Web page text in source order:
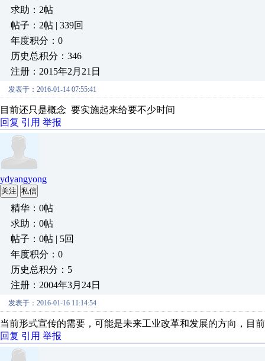
求助：2帖
帖子：2帖 | 339回
年度积分：0
历史总积分：346
注册：2015年2月21日
发表于：2016-01-14 07:55:41
目前还只是概念 要实施起来给要不少时间
回复 引用 举报
ydyangyong
关注 私信
精华：0帖
求助：0帖
帖子：0帖 | 5回
年度积分：0
历史总积分：5
注册：2004年3月24日
发表于：2016-01-16 11:14:54
当前形式宣传的需要，可能是未来工业改革和发展的方向，目
回复 引用 举报